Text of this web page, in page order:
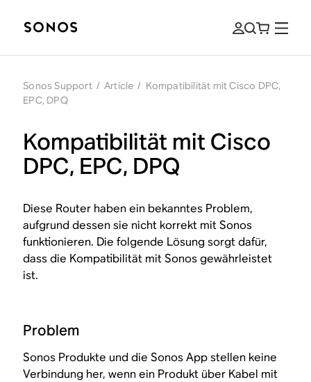
Sonos Support / Article / Kompatibilität mit Cisco DPC,
EPC, DPQ
Kompatibilität mit Cisco
DPC, EPC, DPQ
Diese Router haben ein bekanntes Problem,
aufgrund dessen sie nicht korrekt mit Sonos
funktionieren. Die folgende Lösung sorgt dafür,
dass die Kompatibilität mit Sonos gewährleistet
ist.
Problem
Sonos Produkte und die Sonos App stellen keine
Verbindung her, wenn ein Produkt über Kabel mit